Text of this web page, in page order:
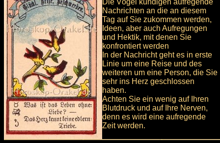
Die Vögel kündigen aufregende
Nachrichten an die an diesem
Tag auf Sie zukommen werden,
Ideen, aber auch Aufregungen
und Hektik, mit denen Sie
konfrontiert werden
In der Nachricht geht es in erste
Linie um eine Reise und des
weiteren um eine Person, die Sie
sehr ins Herz geschlossen
haben.
Achten Sie ein wenig auf Ihren
Blutdruck und auf Ihre Nerven,
denn es wird eine aufregende
Zeit werden.